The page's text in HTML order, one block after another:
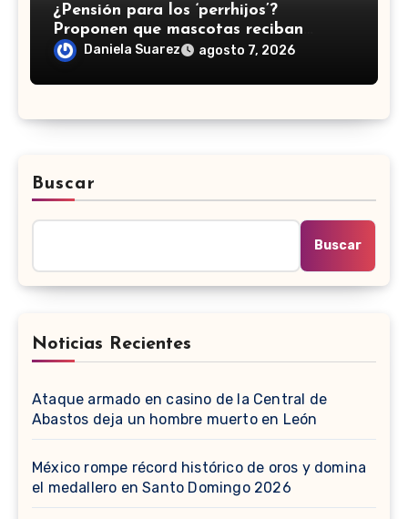
¿Pensión para los ‘perrhijos’?
Proponen que mascotas reciban
manutención tras divorcios en CDMX
Daniela Suarez agosto 7, 2026
Buscar
Buscar
Noticias Recientes
Ataque armado en casino de la Central de
Abastos deja un hombre muerto en León
México rompe récord histórico de oros y domina
el medallero en Santo Domingo 2026